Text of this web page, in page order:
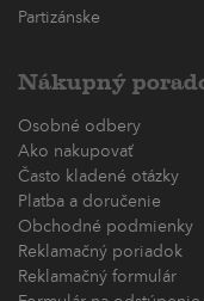
Partizánske
Nákupný
Osobné odbery
Ako nakupovať
Často kladené otázky
Platba a doručenie
Obchodné podmienky
Reklamačný poriadok
Reklamačný formulár